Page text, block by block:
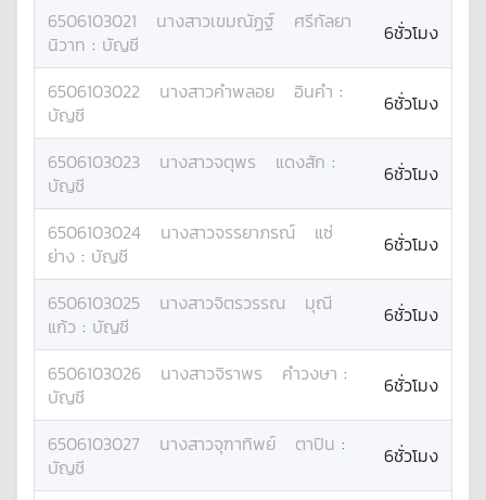
6506103021 นางสาวเขมณัฏฐ์
ศรีกัลยา
นิวาท : บัญชี 6ชั่วโมง
6506103022 นางสาวคำพลอย อินคำ :
บัญชี
6ชั่วโมง
6506103023 นางสาวจตุพร แดงสัก :
บัญชี
6ชั่วโมง
6506103024 นางสาวจรรยาภรณ์
แซ่
ย่าง : บัญชี 6ชั่วโมง
6506103025 นางสาวจิตรวรรณ
มุณี
แก้ว : บัญชี 6ชั่วโมง
6506103026 นางสาวจิราพร คำวงษา :
บัญชี
6ชั่วโมง
6506103027 นางสาวจุฑาทิพย์ ตาปิน :
บัญชี
6ชั่วโมง